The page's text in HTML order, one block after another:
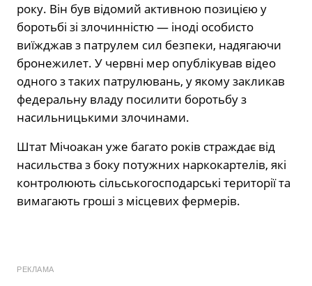
року. Він був відомий активною позицією у
боротьбі зі злочинністю — іноді особисто
виїжджав з патрулем сил безпеки, надягаючи
бронежилет. У червні мер опублікував відео
одного з таких патрулювань, у якому закликав
федеральну владу посилити боротьбу з
насильницькими злочинами.
Штат Мічоакан уже багато років страждає від
насильства з боку потужних наркокартелів, які
контролюють сільськогосподарські території та
вимагають гроші з місцевих фермерів.
РЕКЛАМА